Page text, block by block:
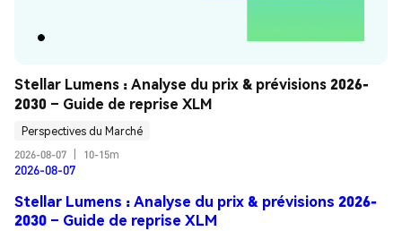
Stellar Lumens : Analyse du prix & prévisions 2026-
2030 – Guide de reprise XLM
Perspectives du Marché
2026-08-07
10-15m
2026-08-07
Stellar Lumens : Analyse du prix & prévisions 2026-
2030 – Guide de reprise XLM